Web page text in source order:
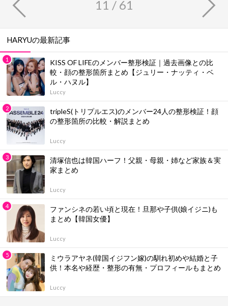
11 / 61
HARYUの最新記事
KISS OF LIFEのメンバー整形検証｜過去画像との比
較・顔の整形箇所まとめ【ジュリー・ナッティ・ベ
ル・ハヌル】
Luccy
tripleS(トリプルエス)のメンバー24人の整形検証！顔
の整形箇所の比較・解説まとめ
Luccy
清塚信也は韓国ハーフ！父親・母親・姉など家族＆実
家まとめ
Luccy
ファンシネの若い頃と現在！旦那や子供(娘イジニ)も
まとめ【韓国女優】
Luccy
ミウラアヤネ(韓国イジフン嫁)の馴れ初めや結婚と子
供！本名や経歴・整形の有無・プロフィールもまとめ
Luccy